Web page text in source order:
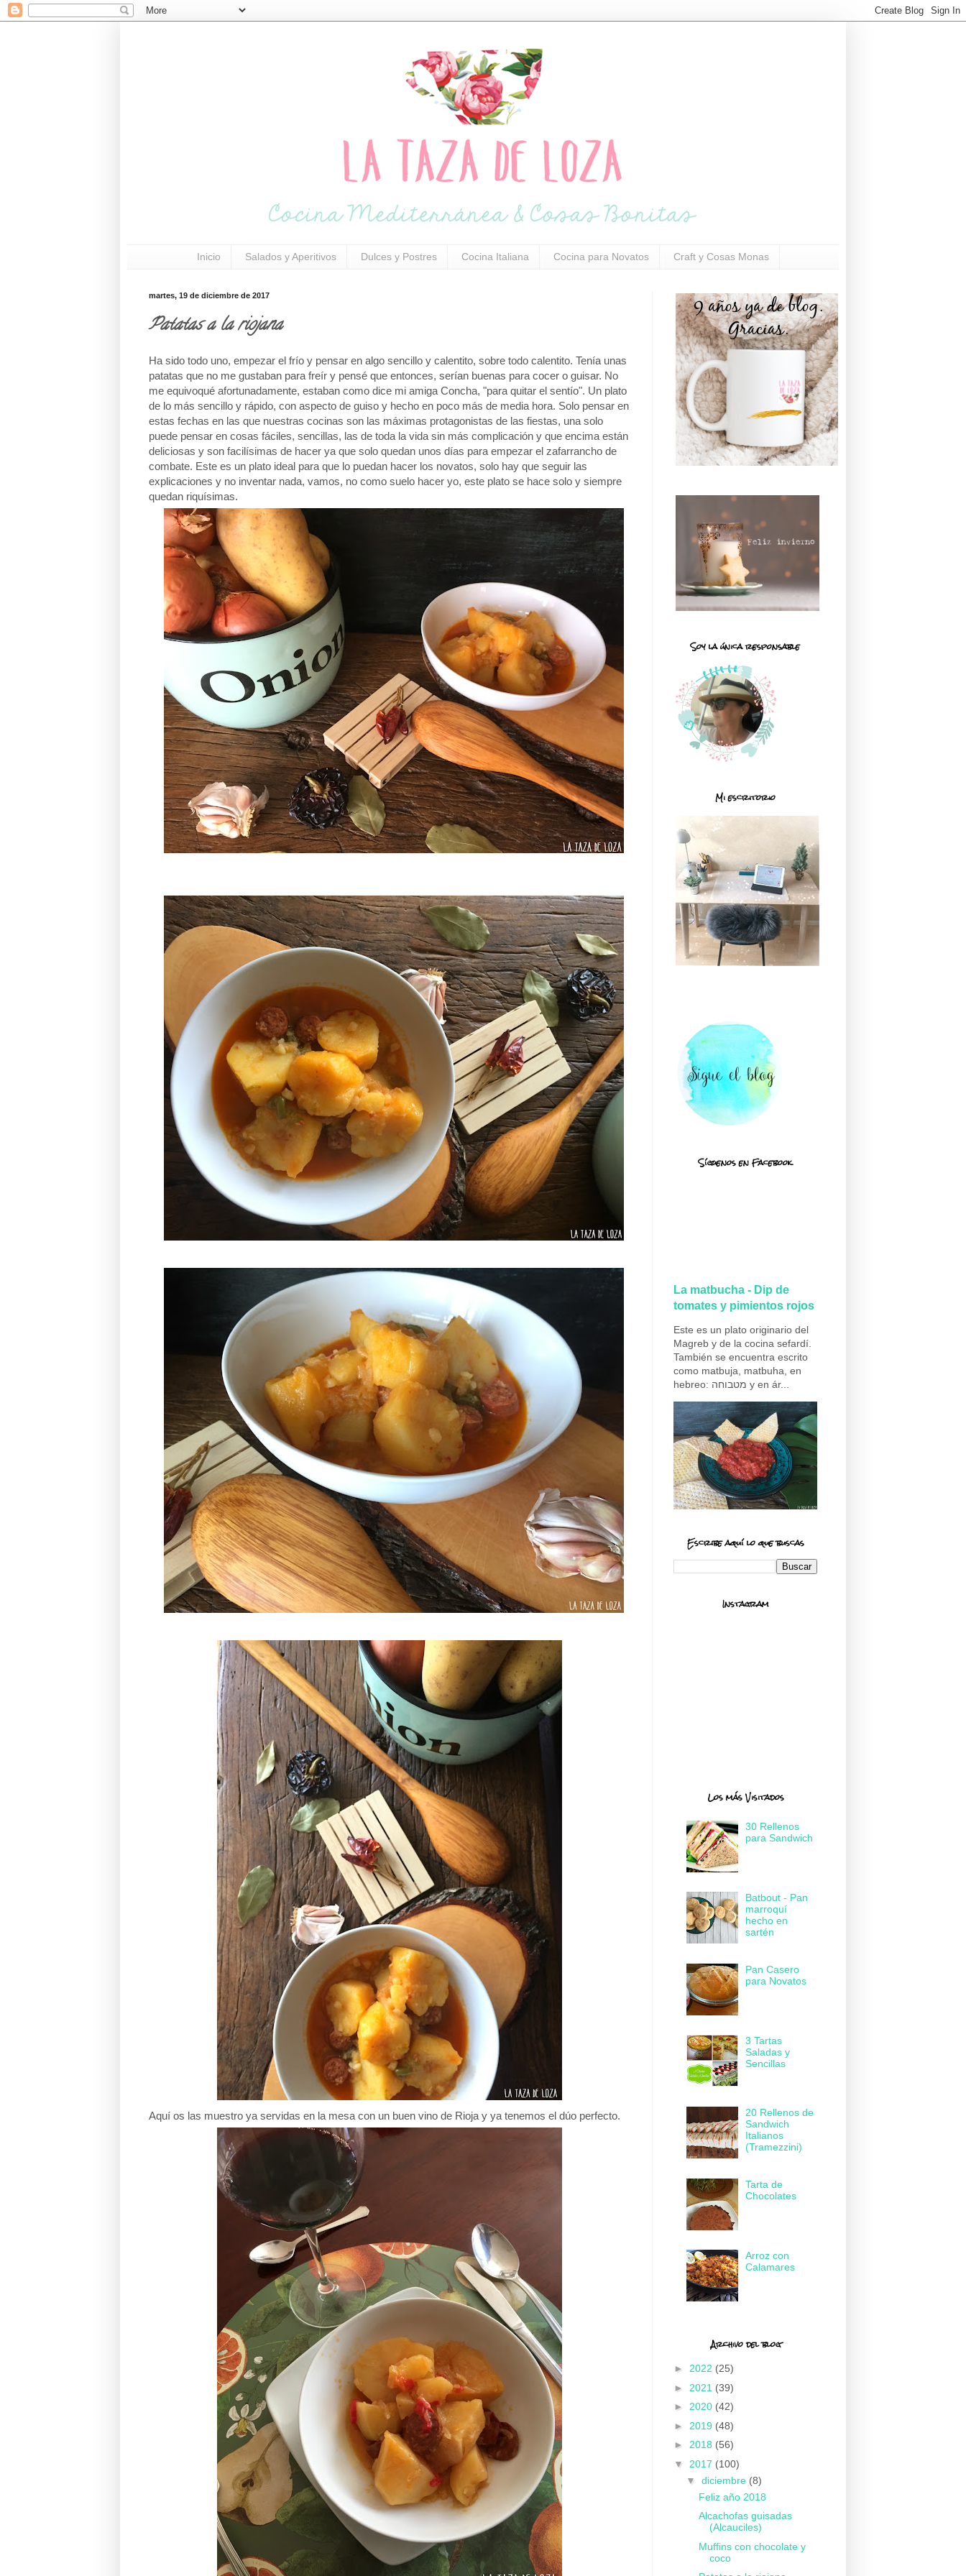
Inicio Salados y Aperitivos Dulces y Postres Cocina Italiana Cocina para Novatos Craft y Cosas Monas
martes, 19 de diciembre de 2017
Patatas a la riojana
Ha sido todo uno, empezar el frío y pensar en algo sencillo y calentito, sobre todo calentito. Tenía unas
patatas que no me gustaban para freír y pensé que entonces, serían buenas para cocer o guisar. No
me equivoqué afortunadamente, estaban como dice mi amiga Concha, "para quitar el sentío". Un plato
de lo más sencillo y rápido, con aspecto de guiso y hecho en poco más de media hora. Solo pensar en
estas fechas en las que nuestras cocinas son las máximas protagonistas de las fiestas, una solo
puede pensar en cosas fáciles, sencillas, las de toda la vida sin más complicación y que encima están
deliciosas y son facilísimas de hacer ya que solo quedan unos días para empezar el zafarrancho de
combate. Este es un plato ideal para que lo puedan hacer los novatos, solo hay que seguir las
explicaciones y no inventar nada, vamos, no como suelo hacer yo, este plato se hace solo y siempre
quedan riquísimas.
Aquí os las muestro ya servidas en la mesa con un buen vino de Rioja y ya tenemos el dúo perfecto.
Soy la única responsable
Mi escritorio
Síguenos en Facebook
La matbucha - Dip de
tomates y pimientos rojos
Este es un plato originario del
Magreb y de la cocina sefardí.
También se encuentra escrito
como matbuja, matbuha, en
hebreo: מטבוחה y en ár...
Escribe aquí lo que buscas
Instagram
Los más Visitados
30 Rellenos
para Sandwich
Batbout - Pan
marroquí
hecho en
sartén
Pan Casero
para Novatos
3 Tartas
Saladas y
Sencillas
20 Rellenos de
Sandwich
Italianos
(Tramezzini)
Tarta de
Chocolates
Arroz con
Calamares
Archivo del blog
► 2022 (25)
► 2021 (39)
► 2020 (42)
► 2019 (48)
► 2018 (56)
▼ 2017 (100)
▼ diciembre (8)
Feliz año 2018
Alcachofas guisadas
(Alcauciles)
Muffins con chocolate y
coco